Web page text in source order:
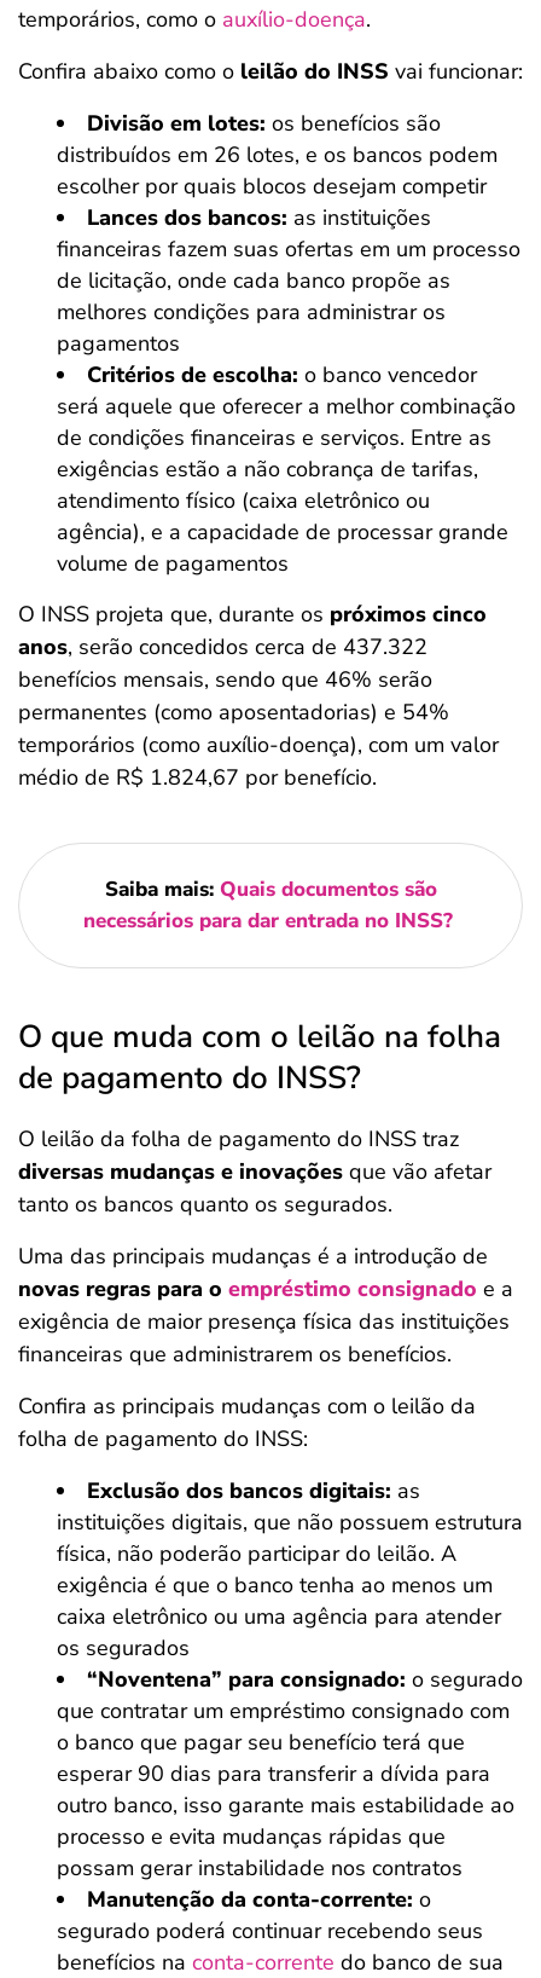
temporários, como o auxílio-doença.
Confira abaixo como o leilão do INSS vai funcionar:
Divisão em lotes: os benefícios são
distribuídos em 26 lotes, e os bancos podem
escolher por quais blocos desejam competir
Lances dos bancos: as instituições
financeiras fazem suas ofertas em um processo
de licitação, onde cada banco propõe as
melhores condições para administrar os
pagamentos
Critérios de escolha: o banco vencedor
será aquele que oferecer a melhor combinação
de condições financeiras e serviços. Entre as
exigências estão a não cobrança de tarifas,
atendimento físico (caixa eletrônico ou
agência), e a capacidade de processar grande
volume de pagamentos
O INSS projeta que, durante os próximos cinco
anos, serão concedidos cerca de 437.322
benefícios mensais, sendo que 46% serão
permanentes (como aposentadorias) e 54%
temporários (como auxílio-doença), com um valor
médio de R$ 1.824,67 por benefício.
Saiba mais: Quais documentos são
necessários para dar entrada no INSS?
O que muda com o leilão na folha
de pagamento do INSS?
O leilão da folha de pagamento do INSS traz
diversas mudanças e inovações que vão afetar
tanto os bancos quanto os segurados.
Uma das principais mudanças é a introdução de
novas regras para o empréstimo consignado e a
exigência de maior presença física das instituições
financeiras que administrarem os benefícios.
Confira as principais mudanças com o leilão da
folha de pagamento do INSS:
Exclusão dos bancos digitais: as
instituições digitais, que não possuem estrutura
física, não poderão participar do leilão. A
exigência é que o banco tenha ao menos um
caixa eletrônico ou uma agência para atender
os segurados
“Noventena” para consignado: o segurado
que contratar um empréstimo consignado com
o banco que pagar seu benefício terá que
esperar 90 dias para transferir a dívida para
outro banco, isso garante mais estabilidade ao
processo e evita mudanças rápidas que
possam gerar instabilidade nos contratos
Manutenção da conta-corrente: o
segurado poderá continuar recebendo seus
benefícios na conta-corrente do banco de sua